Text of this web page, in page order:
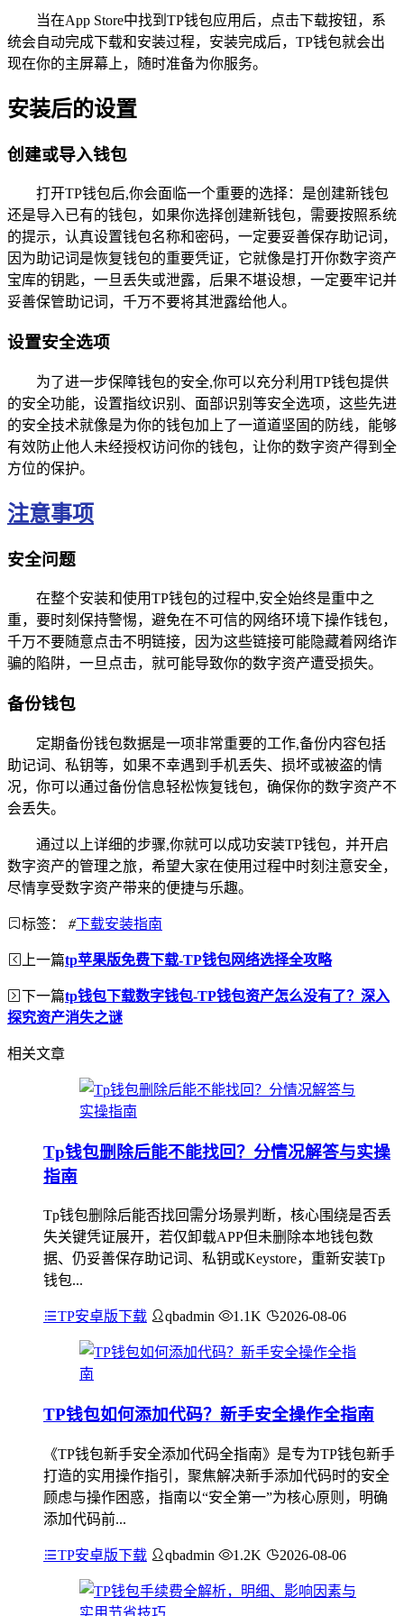
当在App Store中找到TP钱包应用后，点击下载按钮，系
统会自动完成下载和安装过程，安装完成后，TP钱包就会出
现在你的主屏幕上，随时准备为你服务。
安装后的设置
创建或导入钱包
打开TP钱包后,你会面临一个重要的选择：是创建新钱包
还是导入已有的钱包，如果你选择创建新钱包，需要按照系统
的提示，认真设置钱包名称和密码，一定要妥善保存助记词，
因为助记词是恢复钱包的重要凭证，它就像是打开你数字资产
宝库的钥匙，一旦丢失或泄露，后果不堪设想，一定要牢记并
妥善保管助记词，千万不要将其泄露给他人。
设置安全选项
为了进一步保障钱包的安全,你可以充分利用TP钱包提供
的安全功能，设置指纹识别、面部识别等安全选项，这些先进
的安全技术就像是为你的钱包加上了一道道坚固的防线，能够
有效防止他人未经授权访问你的钱包，让你的数字资产得到全
方位的保护。
注意事项
安全问题
在整个安装和使用TP钱包的过程中,安全始终是重中之
重，要时刻保持警惕，避免在不可信的网络环境下操作钱包，
千万不要随意点击不明链接，因为这些链接可能隐藏着网络诈
骗的陷阱，一旦点击，就可能导致你的数字资产遭受损失。
备份钱包
定期备份钱包数据是一项非常重要的工作,备份内容包括
助记词、私钥等，如果不幸遇到手机丢失、损坏或被盗的情
况，你可以通过备份信息轻松恢复钱包，确保你的数字资产不
会丢失。
通过以上详细的步骤,你就可以成功安装TP钱包，并开启
数字资产的管理之旅，希望大家在使用过程中时刻注意安全，
尽情享受数字资产带来的便捷与乐趣。
标签： #下载安装指南
上一篇tp苹果版免费下载-TP钱包网络选择全攻略
下一篇tp钱包下载数字钱包-TP钱包资产怎么没有了？深入
探究资产消失之谜
相关文章
Tp钱包删除后能不能找回？分情况解答与实操
指南
Tp钱包删除后能否找回需分场景判断，核心围绕是否丢
失关键凭证展开，若仅卸载APP但未删除本地钱包数
据、仍妥善保存助记词、私钥或Keystore，重新安装Tp
钱包...
TP安卓版下载 qbadmin 1.1K 2026-08-06
TP钱包如何添加代码？新手安全操作全指南
《TP钱包新手安全添加代码全指南》是专为TP钱包新手
打造的实用操作指引，聚焦解决新手添加代码时的安全
顾虑与操作困惑，指南以“安全第一”为核心原则，明确
添加代码前...
TP安卓版下载 qbadmin 1.2K 2026-08-06